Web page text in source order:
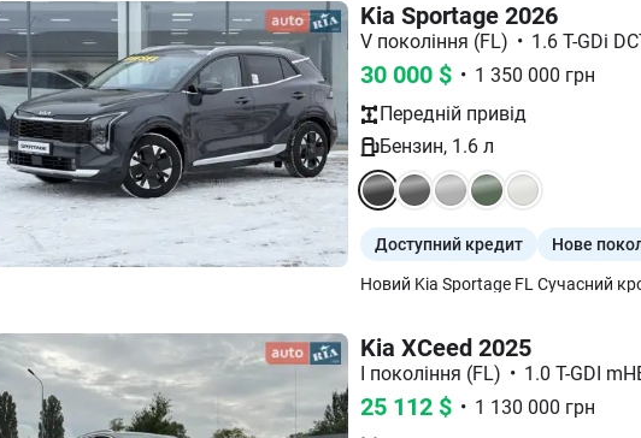
Kia Sportage 2026
V покоління (FL) • 1.6 T-GDi
30 000 $ • 1 350 000 грн
Передній привід
Бензин, 1.6 л
Доступний кредит Нове
Kia XCeed 2025
І покоління (FL) • 1.0 T-GDI
25 112 $ • 1 130 000 грн